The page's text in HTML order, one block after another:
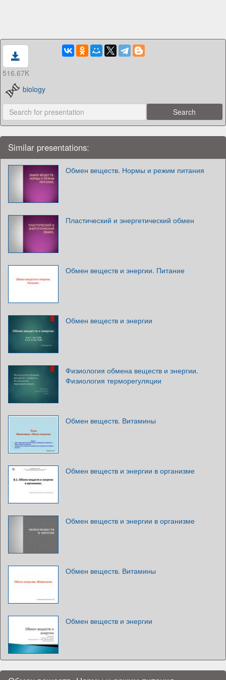
516.67K
biology
Similar presentations:
Обмен веществ. Нормы и режим питания
Пластический и энергетический обмен
Обмен веществ и энергии. Питание
Обмен веществ и энергии
Физиология обмена веществ и энергии.
Физиология терморегуляции
Обмен веществ. Витамины
Обмен веществ и энергии в организме
Обмен веществ и энергии в организме
Обмен веществ. Витамины
Обмен веществ и энергии